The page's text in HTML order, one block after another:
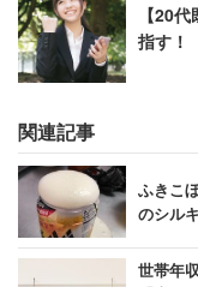
【20
指す！
関連記事
ふきこ
のシル
世帯年